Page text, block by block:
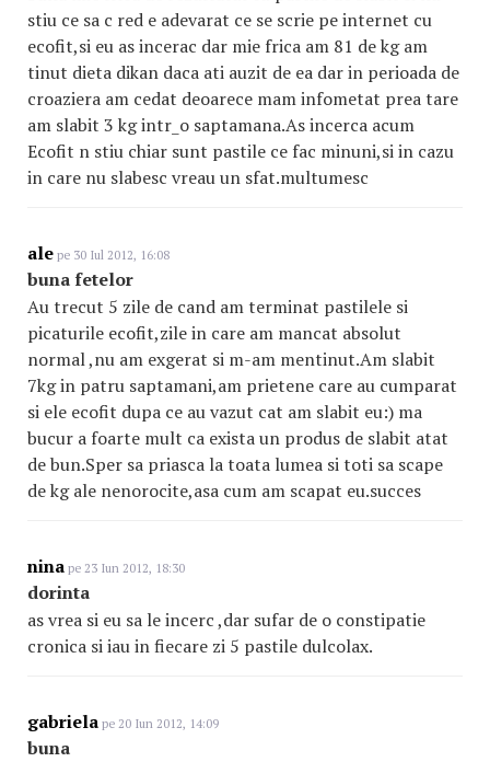
stiu ce sa c red e adevarat ce se scrie pe internet cu
ecofit,si eu as incerac dar mie frica am 81 de kg am
tinut dieta dikan daca ati auzit de ea dar in perioada de
croaziera am cedat deoarece mam infometat prea tare
am slabit 3 kg intr_o saptamana.As incerca acum
Ecofit n stiu chiar sunt pastile ce fac minuni,si in cazu
in care nu slabesc vreau un sfat.multumesc
ale pe 30 Iul 2012, 16:08
buna fetelor
Au trecut 5 zile de cand am terminat pastilele si
picaturile ecofit,zile in care am mancat absolut
normal ,nu am exgerat si m-am mentinut.Am slabit
7kg in patru saptamani,am prietene care au cumparat
si ele ecofit dupa ce au vazut cat am slabit eu:) ma
bucur a foarte mult ca exista un produs de slabit atat
de bun.Sper sa priasca la toata lumea si toti sa scape
de kg ale nenorocite,asa cum am scapat eu.succes
nina pe 23 Iun 2012, 18:30
dorinta
as vrea si eu sa le incerc ,dar sufar de o constipatie
cronica si iau in fiecare zi 5 pastile dulcolax.
gabriela pe 20 Iun 2012, 14:09
buna